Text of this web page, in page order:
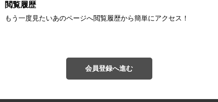
閲覧履歴
もう一度見たいあのページへ閲覧履歴から簡単にアクセス！
会員登録へ進む